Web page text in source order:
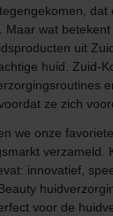
dat
Maar wat
uit
huid. Zuid-
ze zich
we onze
verzameld.
innovatief,
voor de